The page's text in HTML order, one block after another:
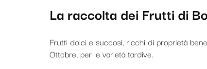
La raccolta dei Frutti di
Frutti dolci e succosi, ricchi di proprietà
Ottobre, per le varietà tardive.